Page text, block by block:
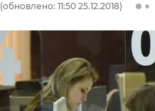
(обновлено: 11:50 25.12.2018)